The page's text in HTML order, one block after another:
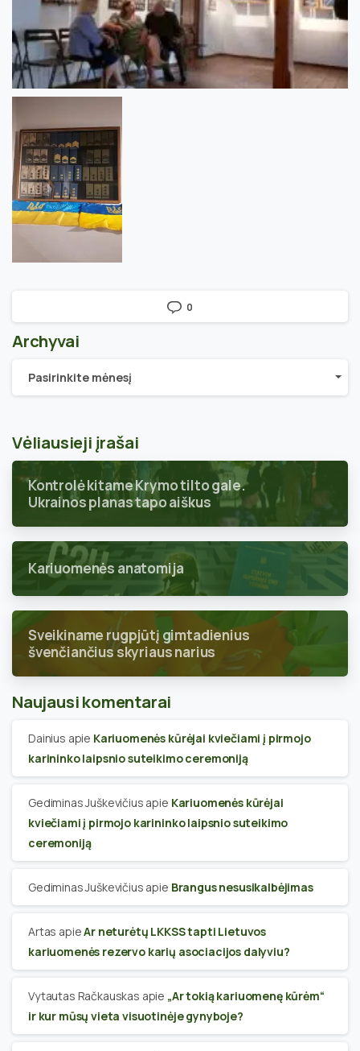
0
Archyvai
Archyvai
Pasirinkite mėnesį
Vėliausieji įrašai
Kontrolė kitame Krymo tilto gale.
Ukrainos planas tapo aiškus
Kariuomenės anatomija
Sveikiname rugpjūtį gimtadienius
švenčiančius skyriaus narius
Naujausi komentarai
Dainius apie Kariuomenės kūrėjai kviečiami į pirmojo
karininko laipsnio suteikimo ceremoniją
Gediminas Juškevičius apie Kariuomenės kūrėjai
kviečiami į pirmojo karininko laipsnio suteikimo
ceremoniją
Gediminas Juškevičius apie Brangus nesusikalbėjimas
Artas apieAr neturėtų LKKSS tapti Lietuvos
kariuomenės rezervo karių asociacijos dalyviu?
Vytautas Račkauskas apie „Ar tokią kariuomenę kūrėm“
ir kur mūsų vieta visuotinėje gynyboje?